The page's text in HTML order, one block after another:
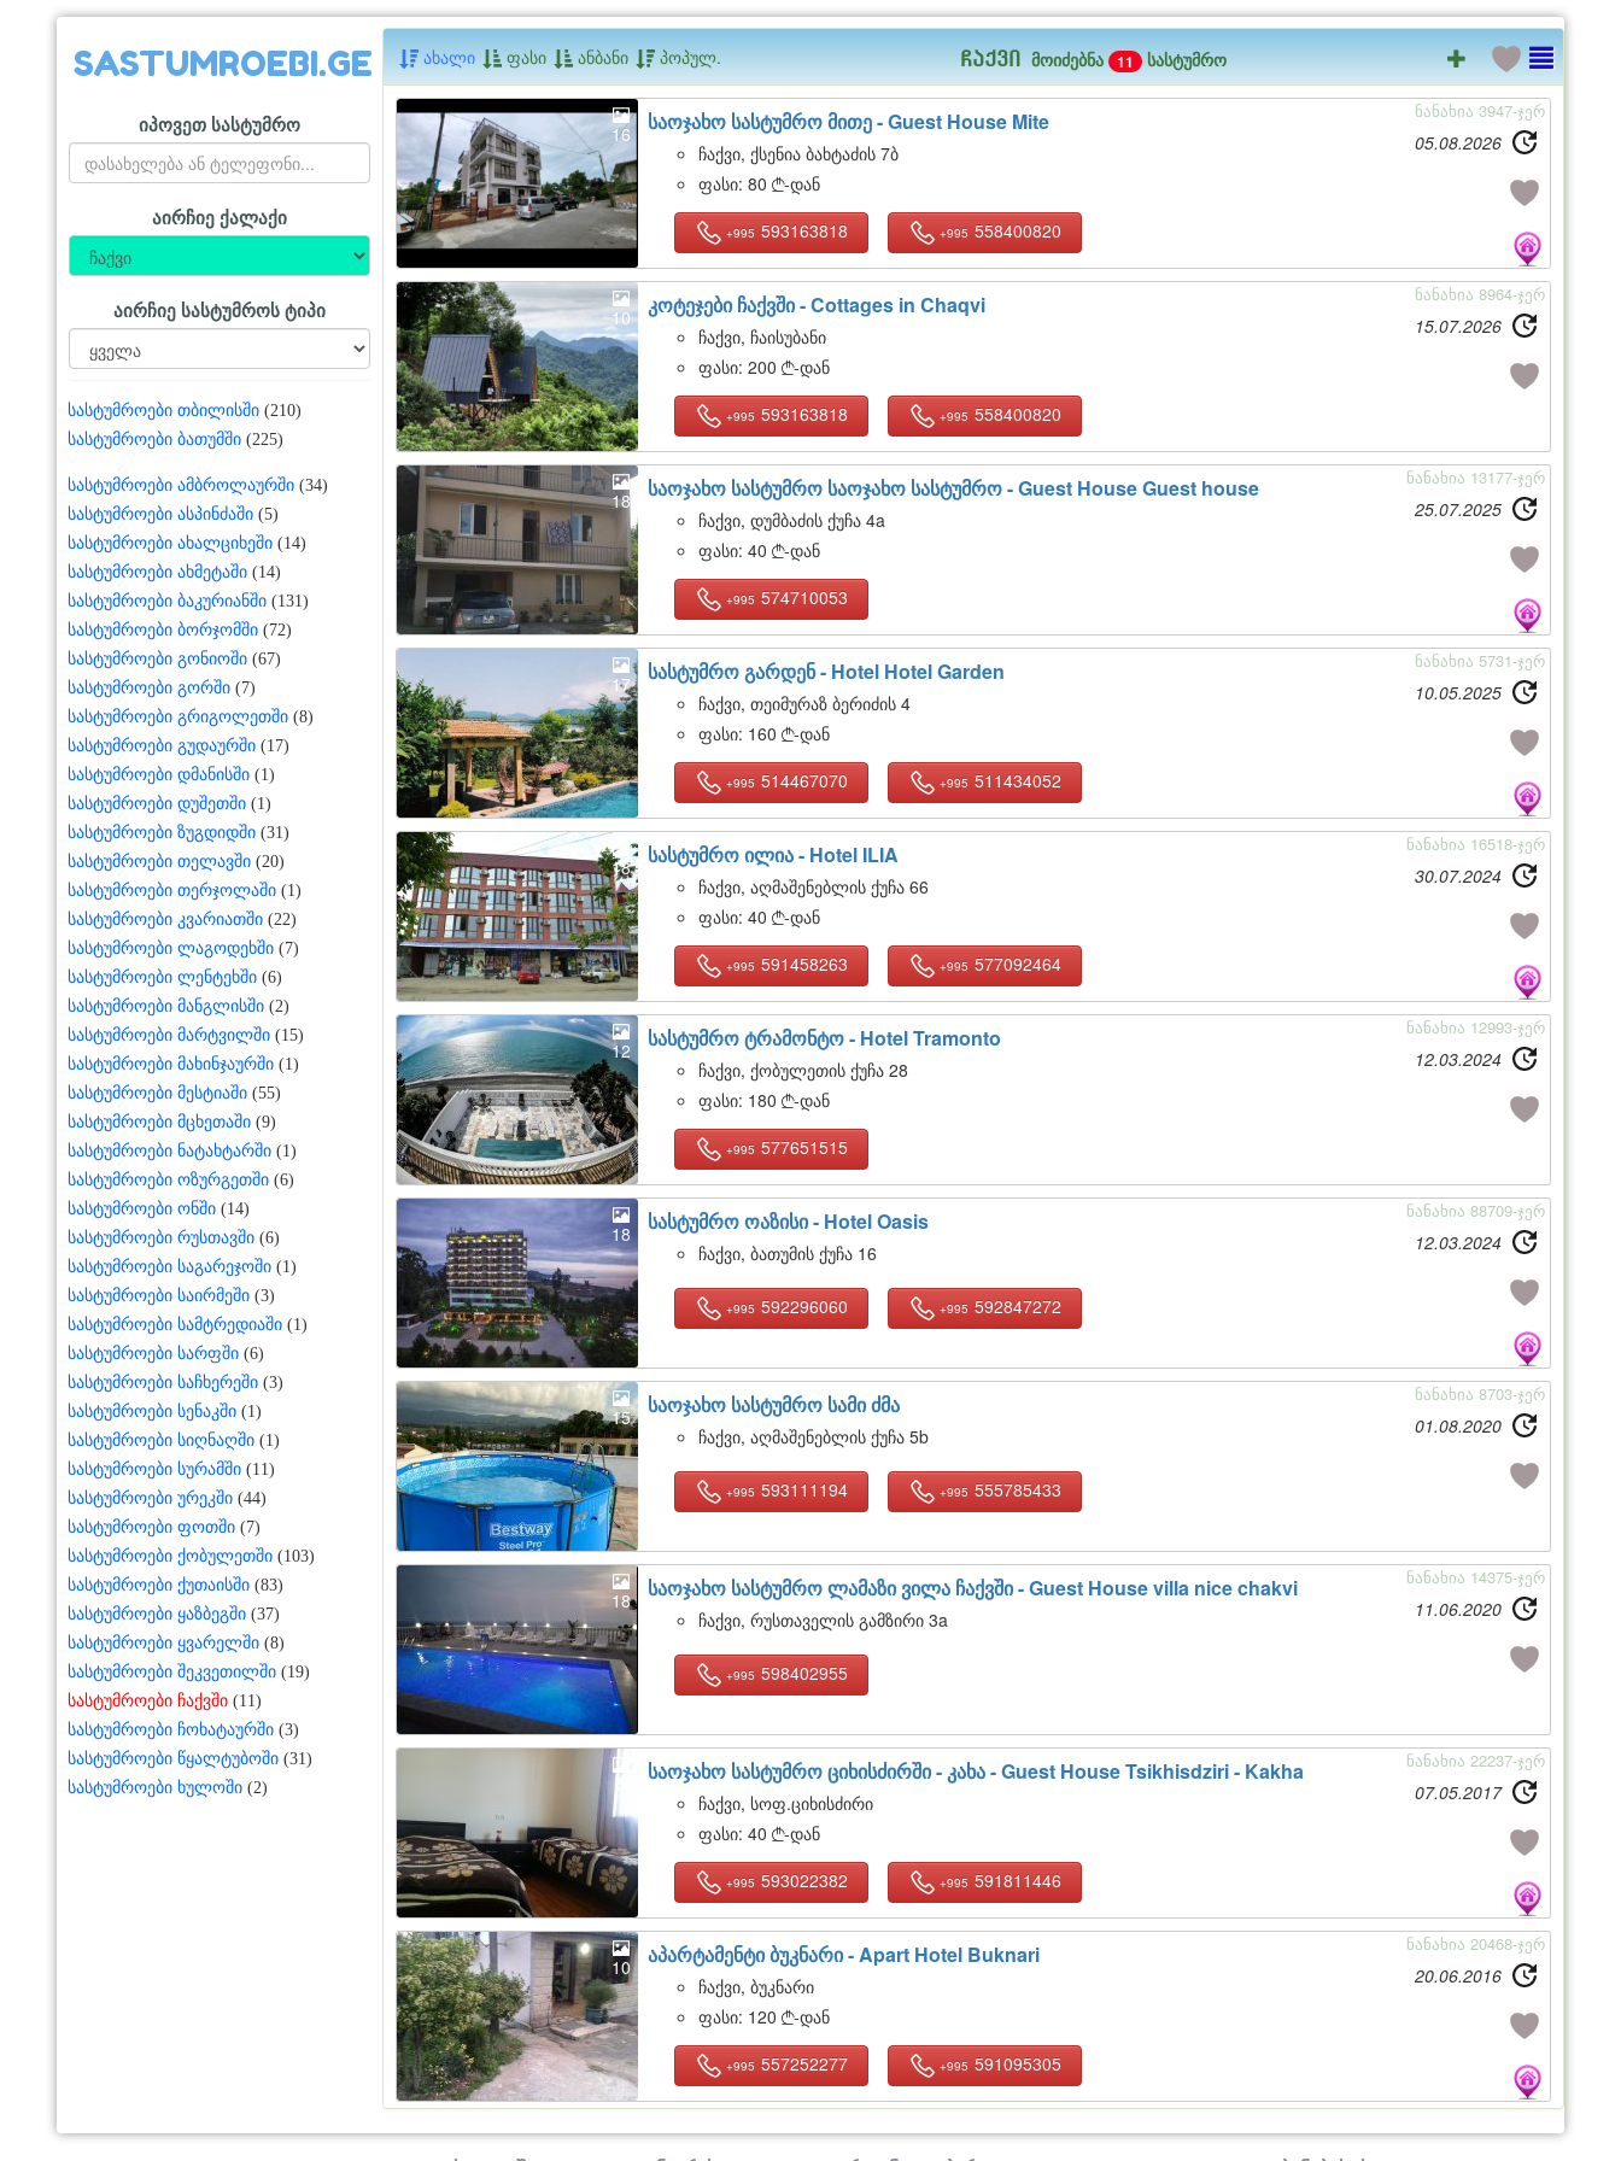
SASTUMROEBI.GE
იპოვეთ სასტუმრო
აირჩიე ქალაქი
აირჩიე სასტუმროს ტიპი
სასტუმროები თბილისში (210)
სასტუმროები ბათუმში (225)
სასტუმროები ამბროლაურში (34)
სასტუმროები ასპინძაში (5)
სასტუმროები ახალციხეში (14)
სასტუმროები ახმეტაში (14)
სასტუმროები ბაკურიანში (131)
სასტუმროები ბორჯომში (72)
სასტუმროები გონიოში (67)
სასტუმროები გორში (7)
სასტუმროები გრიგოლეთში (8)
სასტუმროები გუდაურში (17)
სასტუმროები დმანისში (1)
სასტუმროები დუშეთში (1)
სასტუმროები ზუგდიდში (31)
სასტუმროები თელავში (20)
სასტუმროები თერჯოლაში (1)
სასტუმროები კვარიათში (22)
სასტუმროები ლაგოდეხში (7)
სასტუმროები ლენტეხში (6)
სასტუმროები მანგლისში (2)
სასტუმროები მარტვილში (15)
სასტუმროები მახინჯაურში (1)
სასტუმროები მესტიაში (55)
სასტუმროები მცხეთაში (9)
სასტუმროები ნატახტარში (1)
სასტუმროები ოზურგეთში (6)
სასტუმროები ონში (14)
სასტუმროები რუსთავში (6)
სასტუმროები საგარეჯოში (1)
სასტუმროები საირმეში (3)
სასტუმროები სამტრედიაში (1)
სასტუმროები სარფში (6)
სასტუმროები საჩხერეში (3)
სასტუმროები სენაკში (1)
სასტუმროები სიღნაღში (1)
სასტუმროები სურამში (11)
სასტუმროები ურეკში (44)
სასტუმროები ფოთში (7)
სასტუმროები ქობულეთში (103)
სასტუმროები ქუთაისში (83)
სასტუმროები ყაზბეგში (37)
სასტუმროები ყვარელში (8)
სასტუმროები შეკვეთილში (19)
სასტუმროები ჩაქვში (11)
სასტუმროები ჩოხატაურში (3)
სასტუმროები წყალტუბოში (31)
სასტუმროები ხულოში (2)
ახალი ფასი ანბანი პოპულ. ჩაქვი მოიძებნა 11 სასტუმრო
16 საოჯახო სასტუმრო მითე -Guest House Mite ნანახია 3947-ჯერ
ჩაქვი, ქსენია ბახტაძის 7ბ
ფასი: 80 -დან
05.08.2026
+995 593163818 +995 558400820
10 კოტეჯები ჩაქვში -Cottages in Chaqvi ნანახია 8964-ჯერ
ჩაქვი, ჩაისუბანი
ფასი: 200 -დან
15.07.2026
+995 593163818 +995 558400820
18 საოჯახო სასტუმრო საოჯახო სასტუმრო -Guest House Guest house ნანახია 13177-ჯერ
ჩაქვი, დუმბაძის ქუჩა 4a
ფასი: 40 -დან
25.07.2025
+995 574710053
17 სასტუმრო გარდენ - Hotel Hotel Garden ნანახია 5731-ჯერ
ჩაქვი, თეიმურაზ ბერიძის 4
ფასი: 160 -დან
10.05.2025
+995 514467070 +995 511434052
18 სასტუმრო ილია - Hotel ILIA ნანახია 16518-ჯერ
ჩაქვი, აღმაშენებლის ქუჩა 66
ფასი: 40 -დან
30.07.2024
+995 591458263 +995 577092464
12 სასტუმრო ტრამონტო - Hotel Tramonto ნანახია 12993-ჯერ
ჩაქვი, ქობულეთის ქუჩა 28
ფასი: 180 -დან
12.03.2024
+995 577651515
18 სასტუმრო ოაზისი - Hotel Oasis ნანახია 88709-ჯერ
ჩაქვი, ბათუმის ქუჩა 16 12.03.2024
+995 592296060 +995 592847272
15 საოჯახო სასტუმრო სამი ძმა ნანახია 8703-ჯერ
ჩაქვი, აღმაშენებლის ქუჩა 5b 01.08.2020
+995 593111194 +995 555785433
18 საოჯახო სასტუმრო ლამაზი ვილა ჩაქვში -Guest House villa nice chakvi ნანახია 14375-ჯერ
ჩაქვი, რუსთაველის გამზირი 3a 11.06.2020
+995 598402955
საოჯახო სასტუმრო ციხისძირში - კახა -Guest House Tsikhisdziri - Kakha ნანახია 22237-ჯერ
ჩაქვი, სოფ.ციხისძირი
ფასი: 40 -დან
07.05.2017
+995 593022382 +995 591811446
10 აპარტამენტი ბუკნარი -Apart Hotel Buknari ნანახია 20468-ჯერ
ჩაქვი, ბუკნარი
ფასი: 120 -დან
20.06.2016
+995 557252277 +995 591095305